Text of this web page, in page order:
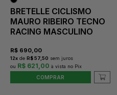
BRETELLE CICLISMO
MAURO RIBEIRO TECNO
RACING MASCULINO
R$ 690,00
12x de R$ 57,50 sem juros
R$ 621,00
COMPRAR